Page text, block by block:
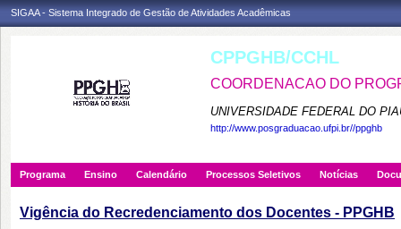
SIGAA - Sistema Integrado de Gestão de Atividades Acadêmicas
CPPGHB/CCHL
COORDENACAO DO
UNIVERSIDADE FEDERAL DO
http://www.posgraduacao.ufpi.br//ppghb
Programa Ensino Calendário Processos Seletivos Notícias
Vigência do Recredenciamento dos Docentes - PPGHB